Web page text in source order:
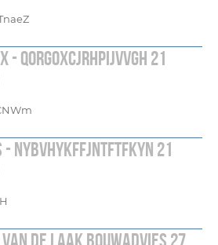
- qorGOXCJRHPiJVvgh 21
- NYbvhYkfFJNtfTFKyN 21
de Laak Bouwadvies 27